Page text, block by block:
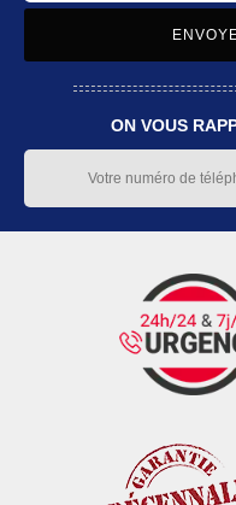
ON VOUS